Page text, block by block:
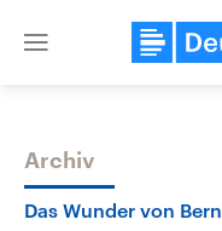
Close
Themen
Archiv
Das Wunder von Bern